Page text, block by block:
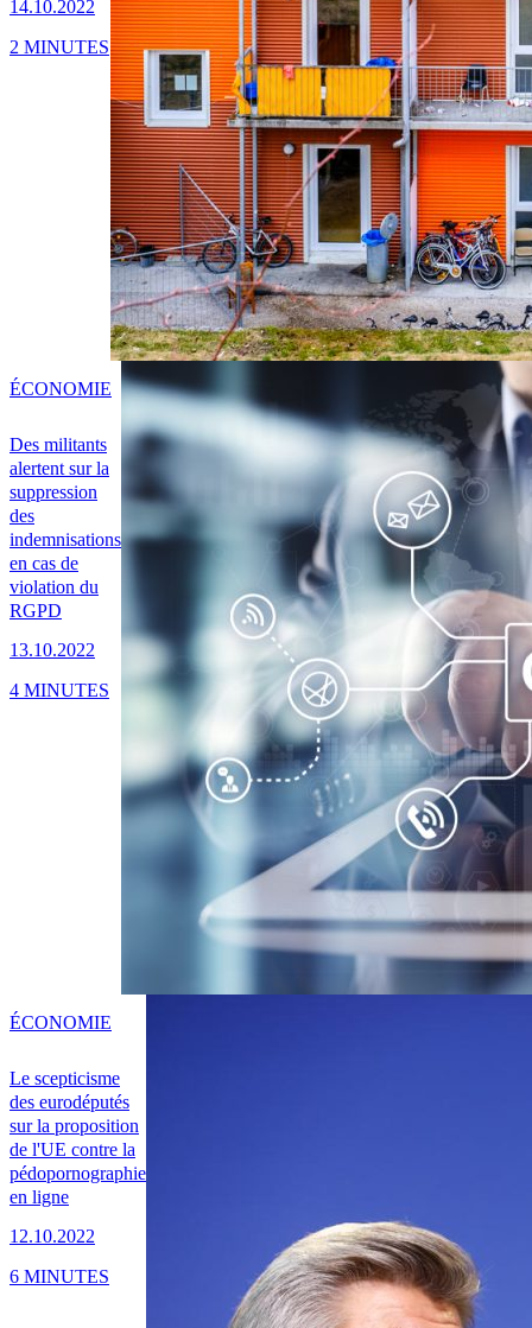
14.10.2022
2 MINUTES
Des militants
alertent sur la
suppression
des
indemnisations
en cas de
violation du
RGPD
13.10.2022
ÉCONOMIE
4 MINUTES
Le scepticisme
des eurodéputés
sur la proposition
de l'UE contre la
pédopornographie
en ligne
12.10.2022
ÉCONOMIE
6 MINUTES